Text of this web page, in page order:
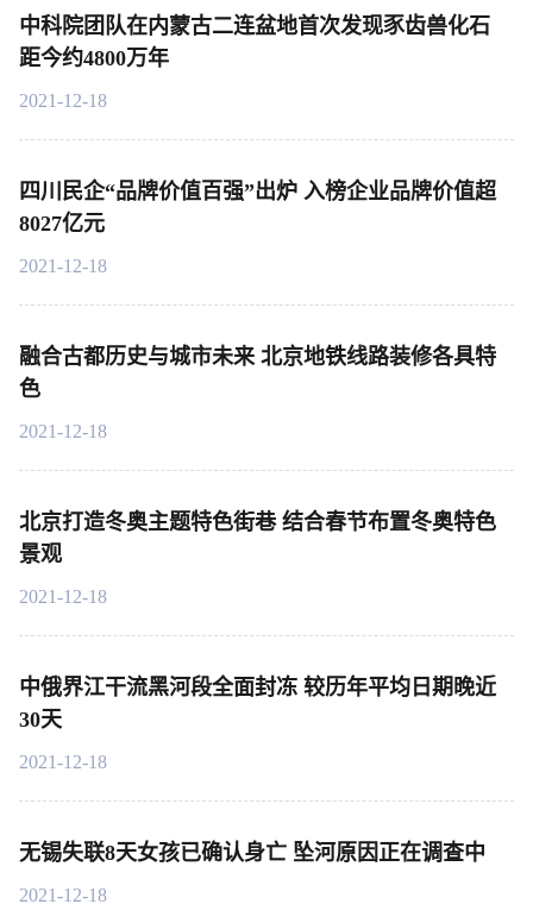
中科院团队在内蒙古二连盆地首次发现豕齿兽化石
距今约4800万年
2021-12-18
四川民企“品牌价值百强”出炉 入榜企业品牌价值超
8027亿元
2021-12-18
融合古都历史与城市未来 北京地铁线路装修各具特
色
2021-12-18
北京打造冬奥主题特色街巷 结合春节布置冬奥特色
景观
2021-12-18
中俄界江干流黑河段全面封冻 较历年平均日期晚近
30天
2021-12-18
无锡失联8天女孩已确认身亡 坠河原因正在调查中
2021-12-18